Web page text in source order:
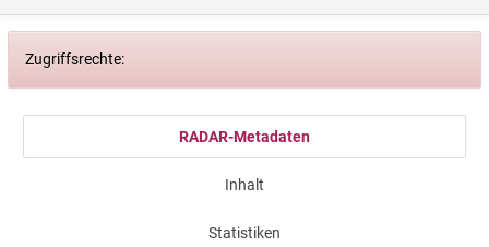
Zugriffsrechte:
RADAR-Metadaten
Inhalt
Statistiken